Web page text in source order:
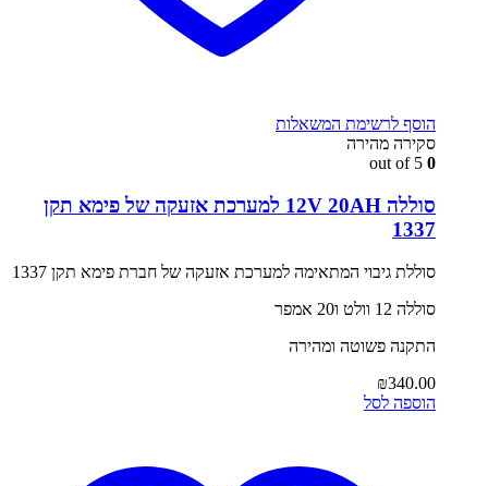
הוסף לרשימת המשאלות
סקירה מהירה
0
סוללה 12V 20AH למערכת אזעקה של פימא תקן
1337
סוללת גיבוי המתאימה למערכת אזעקה של חברת פימא תקן 1337
סוללה 12 וולט ו20 אמפר
התקנה פשוטה ומהירה
₪340.00
הוספה לסל